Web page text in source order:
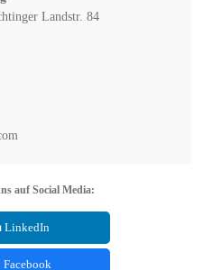
Landstr. 84
auf Social Media:
LinkedIn
Facebook